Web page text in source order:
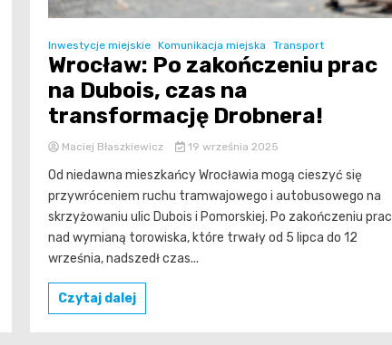
Inwestycje miejskie Komunikacja miejska Transport
Wrocław: Po zakończeniu prac
na Dubois, czas na
transformację Drobnera!
Maciej Błaszkiewicz 19 września 2025
Od niedawna mieszkańcy Wrocławia mogą cieszyć się
przywróceniem ruchu tramwajowego i autobusowego na
skrzyżowaniu ulic Dubois i Pomorskiej. Po zakończeniu prac
nad wymianą torowiska, które trwały od 5 lipca do 12
września, nadszedł czas...
Czytaj dalej